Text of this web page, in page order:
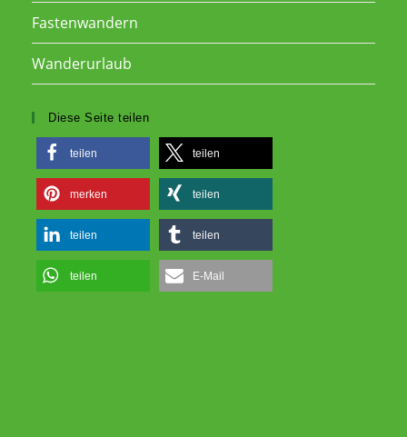
Fastenwandern
Wanderurlaub
Diese Seite teilen
teilen teilen
merken teilen
teilen teilen
teilen E-Mail